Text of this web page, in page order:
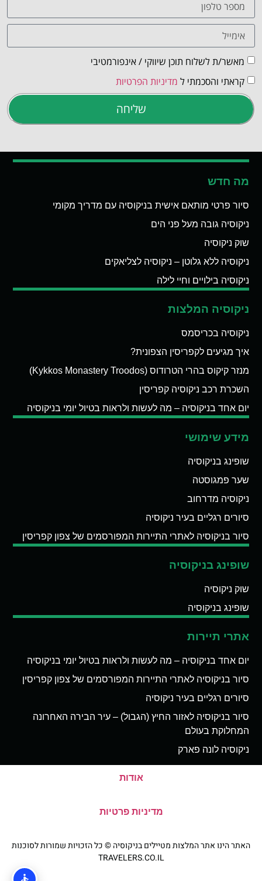
מאשר/ת לשלוח תוכן שיווקי / אינפורמטיבי
קראתי והסכמתי ל מדיניות הפרטיות
שליחה
מה חדש
סיור פרטי מותאם אישית בניקוסיה עם מדריך מקומי
ניקוסיה גובה מעל פני הים
שוק ניקוסיה
ניקוסיה ללא גלוטן – ניקוסיה לצליאקים
ניקוסיה בילויים וחיי לילה
ניקוסיה המלצות
ניקוסיה בכריסמס
איך מגיעים לקפריסין הצפונית?
מנזר קיקוס בהרי הטרודוס (Kykkos Monastery Troodos)
השכרת רכב ניקוסיה קפריסין
יום אחד בניקוסיה – מה לעשות ולראות בטיול יומי בניקוסיה
מידע שימושי
שופינג בניקוסיה
שער פמגוסטה
ניקוסיה מדרחוב
סיורים רגליים בעיר ניקוסיה
סיור בניקוסיה לאתרי התיירות המפורסמים של צפון קפריסין
שופינג בניקוסיה
שוק ניקוסיה
שופינג בניקוסיה
אתרי תיירות
יום אחד בניקוסיה – מה לעשות ולראות בטיול יומי בניקוסיה
סיור בניקוסיה לאתרי התיירות המפורסמים של צפון קפריסין
סיורים רגליים בעיר ניקוסיה
סיור בניקוסיה לאזור החיץ (הגבול) – עיר הבירה האחרונה
המחלוקת בעולם
ניקוסיה לונה פארק
אודות
מדיניות פרטיות
האתר הינו אתר המלצות מטיילים בניקוסיה © כל הזכויות שמורות לסוכנות
TRAVELERS.CO.IL